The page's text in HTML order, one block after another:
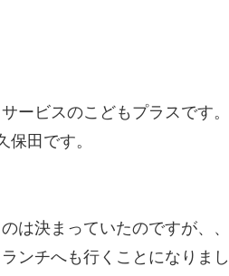
ービスのこどもプラスです。
田です。
は決まっていたのですが、、
ンチへも行くことになりま